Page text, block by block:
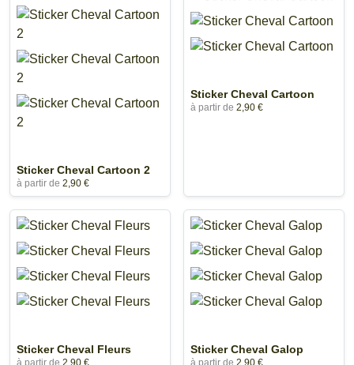
Sticker Cheval Cartoon 2
à partir de 2,90 €
Sticker Cheval Cartoon
à partir de 2,90 €
Sticker Cheval Fleurs
à partir de 2,90 €
Sticker Cheval Galop
à partir de 2,90 €